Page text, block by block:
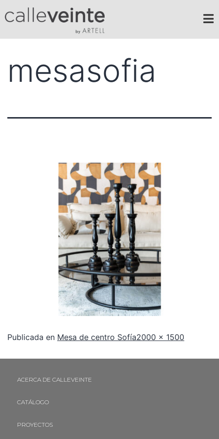
mesasofia
Publicada en Mesa de centro Sofía2000 × 1500
ACERCA DE CALLEVEINTE
CATÁLOGO
PROYECTOS